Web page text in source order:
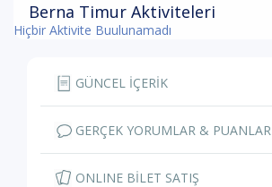
Berna Timur Aktiviteleri
Hiçbir Aktivite Buulunamadı
GÜNCEL İÇERİK
GERÇEK YORUMLAR & PUANLAR
ONLINE BİLET SATIŞ